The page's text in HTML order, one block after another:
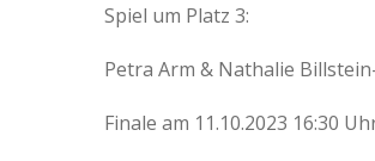
Spiel um Platz 3:
Petra Arm & Nathalie
Finale am 11.10.2023 16:30